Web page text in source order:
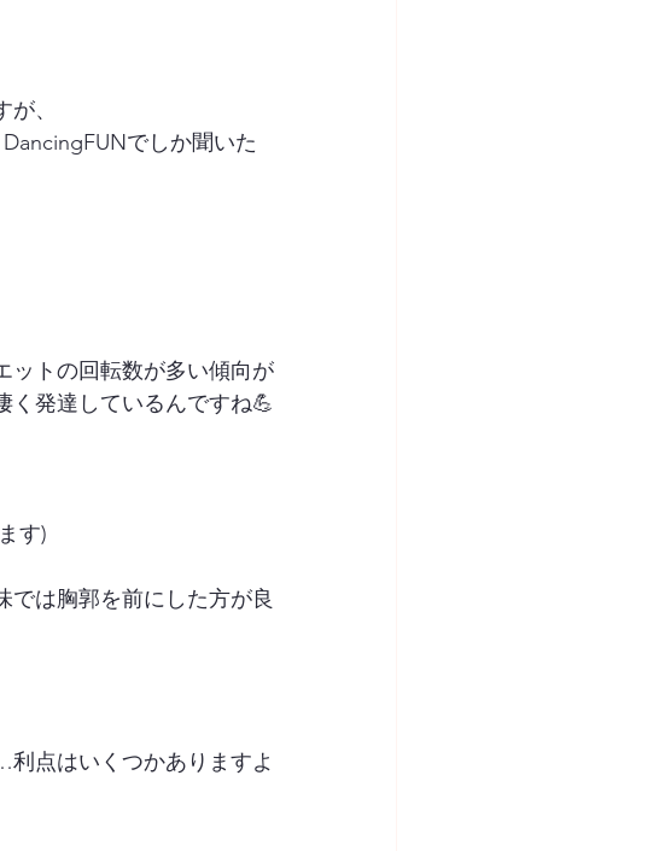
、
でしか聞いた
ットの回転数が多い傾向が
く発達しているんですね💪
す)
では胸郭を前にした方が良
点はいくつかありますよ